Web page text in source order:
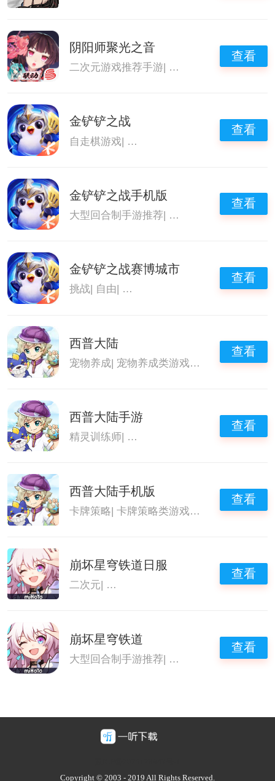
阴阳师聚光之音
二次元游戏推荐手游 国产手游排行榜|大型
查看
金铲铲之战
自走棋游戏| 大型回合制手游推荐|金铲铲之
查看
金铲铲之战手机版
大型回合制手游推荐| 金铲铲之战|好玩的手
查看
金铲铲之战赛博城市
挑战 自由 大型回合制手游推荐 |金铲铲之战
查看
西普大陆
宠物养成| 宠物养成类游戏|精灵冒险养成手
查看
西普大陆手游
精灵训练师 精灵冒险养成手游 收集类手游
查看
西普大陆手机版
卡牌策略|卡牌策略类游戏|战旗游戏|大型
查看
崩坏星穹铁道日服
二次元 画风精美的养成类手游 大型回合制
查看
崩坏星穹铁道
大型回合制手游推荐| 崩坏:星穹铁道|2026
查看
Copyright © 2003 - 2019 All Rights Reserved.